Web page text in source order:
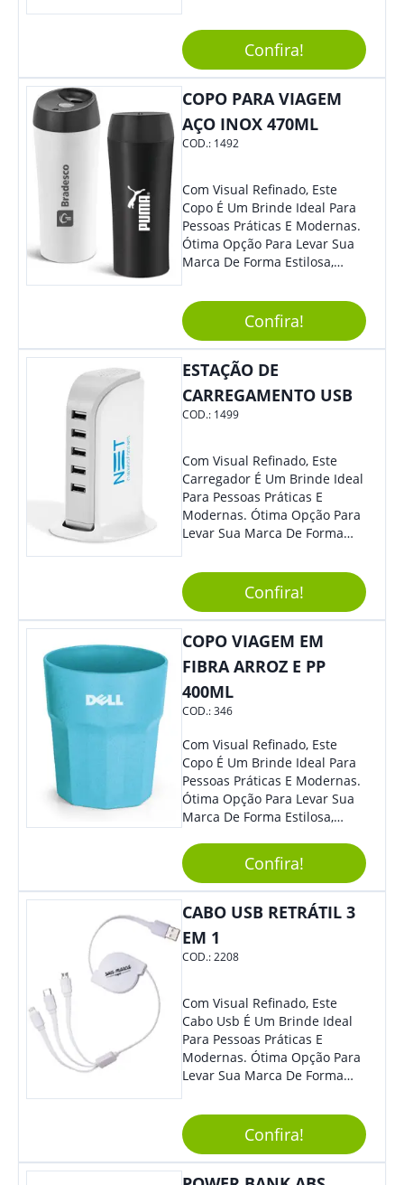
Anotações Com Post-It E
Caneta. Elaborado A Partir De
Material Reciclado, O Brinde
Também É Prático, Tornando-
Se Assim Excelente Para Uso
Cotidiano. Perfeito, Não É?!
Confira!
COPO PARA VIAGEM
AÇO INOX 470ML
COD.: 1492
Com Visual Refinado, Este
Copo É Um Brinde Ideal Para
Pessoas Práticas E Modernas.
Ótima Opção Para Levar Sua
Marca De Forma Estilosa,
Empresa Em Eventos,
Reuniões Corporativas Ou Até
Mesmo Para Presentear
Colaboradores.
Confira!
ESTAÇÃO DE
CARREGAMENTO USB
COD.: 1499
Com Visual Refinado, Este
Carregador É Um Brinde Ideal
Para Pessoas Práticas E
Modernas. Ótima Opção Para
Levar Sua Marca De Forma
Sua Empresa Em Eventos,
Reuniões Corporativas Ou Até
Mesmo Para Presentear
Colaboradores E Parceiros De
Sua Empresa.
Confira!
COPO VIAGEM EM
FIBRA ARROZ E PP
400ML
COD.:346
Com Visual Refinado, Este
Copo É Um Brinde Ideal Para
Pessoas Práticas E Modernas.
Ótima Opção Para Levar Sua
Marca De Forma Estilosa,
Empresa Em Eventos,
Reuniões Corporativas Ou Até
Mesmo Para Presentear
Colaboradores.
Confira!
CABO USB RETRÁTIL 3
EM 1
COD.:2208
Com Visual Refinado, Este
Cabo Usb É Um Brinde Ideal
Para Pessoas Práticas E
Modernas. Ótima Opção Para
Levar Sua Marca De Forma
Sua Empresa Em Eventos,
Reuniões Corporativas Ou Até
Mesmo Para Presentear
Colaboradores E Parceiros De
Confira!